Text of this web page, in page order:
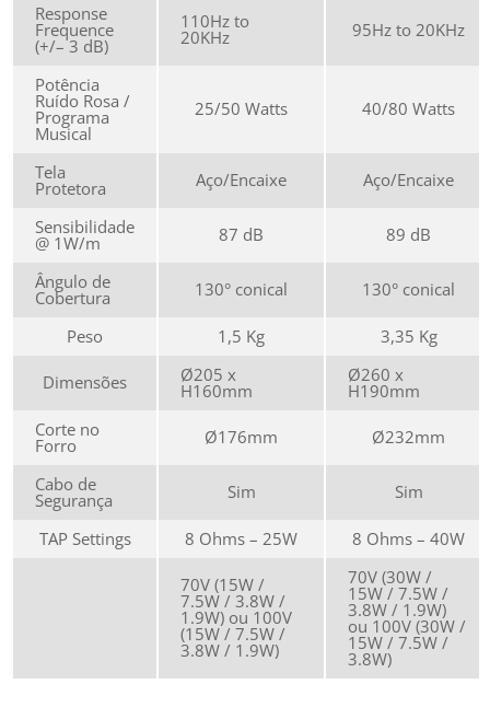
Response
Frequence
(+/– 3 dB)
110Hz to
20KHz 95Hz to 20KHz
Potência
Ruído Rosa /
Programa
Musical
25/50 Watts 40/80 Watts
Tela
Protetora Aço/Encaixe Aço/Encaixe
Sensibilidade
@ 1W/m 87 dB 89 dB
Ângulo de
Cobertura 130° conical 130° conical
Peso 1,5 Kg 3,35 Kg
Dimensões Ø205 x
H160mm
Ø260 x
H190mm
Corte no
Forro Ø176mm Ø232mm
Cabo de
Segurança Sim Sim
TAP Settings 8 Ohms – 25W 8 Ohms – 40W
70V (15W /
7.5W / 3.8W /
1.9W) ou 100V
(15W / 7.5W /
3.8W / 1.9W)
70V (30W /
15W / 7.5W /
3.8W / 1.9W)
ou 100V (30W /
15W / 7.5W /
3.8W)